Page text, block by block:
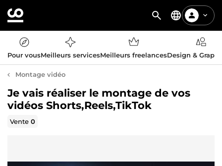
Pour vousMeilleurs servicesMeilleurs freelancesDesign &
Montage vidéo
Je vais réaliser le montage de vos
vidéos Shorts,Reels,TikTok
Vente0